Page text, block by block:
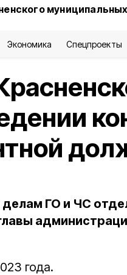
Экономика Спецпроекты
ГО и ЧС
года.